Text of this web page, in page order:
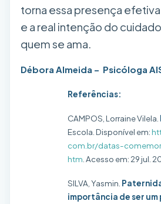
torna essa presença
e a real intenção do
quem se ama.
Débora Almeida – Psicóloga
Referências:
CAMPOS, Lorraine Vilela.
Escola. Disponível em:
com.br/datas-
htm . Acesso em: 29 jul.
SILVA, Yasmin.
importância de ser um